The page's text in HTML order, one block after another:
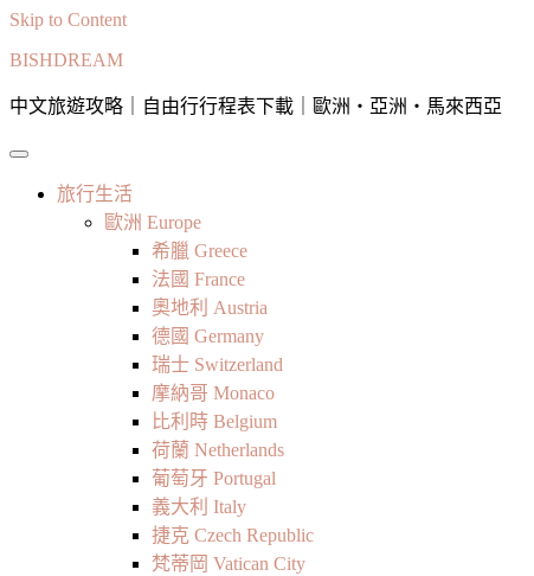
Skip to Content
BISHDREAM
中文旅遊攻略｜自由行行程表下載｜歐洲・亞洲・馬來西亞
旅行生活
歐洲 Europe
希臘 Greece
法國 France
奧地利 Austria
德國 Germany
瑞士 Switzerland
摩納哥 Monaco
比利時 Belgium
荷蘭 Netherlands
葡萄牙 Portugal
義大利 Italy
捷克 Czech Republic
梵蒂岡 Vatican City